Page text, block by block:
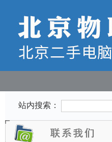
站内搜索：